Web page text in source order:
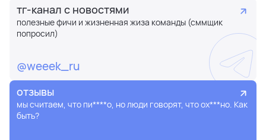
тг-канал с новостями
полезные фичи и жизненная жиза команды (сммщик
попросил)
@weeek_ru
отзывы
мы считаем, что пи****о, но люди говорят, что ох***но. Как
быть?